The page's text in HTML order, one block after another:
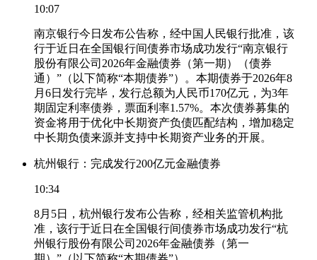
10:07
南京银行今日发布公告称，经中国人民银行批准，该
行于近日在全国银行间债券市场成功发行“南京银行
股份有限公司2026年金融债券（第一期）（债券
通）”（以下简称“本期债券”）。本期债券于2026年8
月6日发行完毕，发行总额为人民币170亿元，为3年
期固定利率债券，票面利率1.57%。本次债券募集的
资金将用于优化中长期资产负债匹配结构，增加稳定
中长期负债来源并支持中长期资产业务的开展。
杭州银行：完成发行200亿元金融债券
10:34
8月5日，杭州银行发布公告称，经相关监管机构批
准，该行于近日在全国银行间债券市场成功发行“杭
州银行股份有限公司2026年金融债券（第一